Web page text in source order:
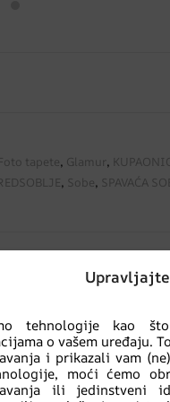
tehnologije kao
o vašem uređaju.
i prikazali vam
moći ćemo
ili jedinstveni
Foto tapete, Glamur,
, Sobe, SPAVAĆA